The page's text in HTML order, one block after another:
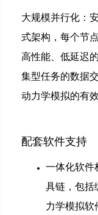
大规模并行化：
式架构，每个节
高性能、低延迟
集型任务的数据
动力学模拟的有
配套软件支持
一体化软件
具链，包括
力学模拟软